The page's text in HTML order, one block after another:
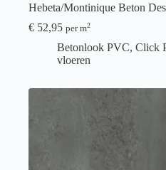
Hebeta/Montinique Beton
€ 52,95 per m2
Betonlook PVC, Click
vloeren